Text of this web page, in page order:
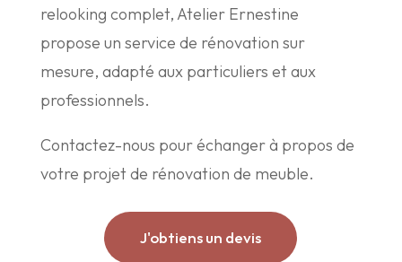
relooking complet, Atelier Ernestine
propose un service de rénovation sur
mesure, adapté aux particuliers et aux
professionnels.
Contactez-nous pour échanger à propos de
votre projet de rénovation de meuble.
J'obtiens un devis